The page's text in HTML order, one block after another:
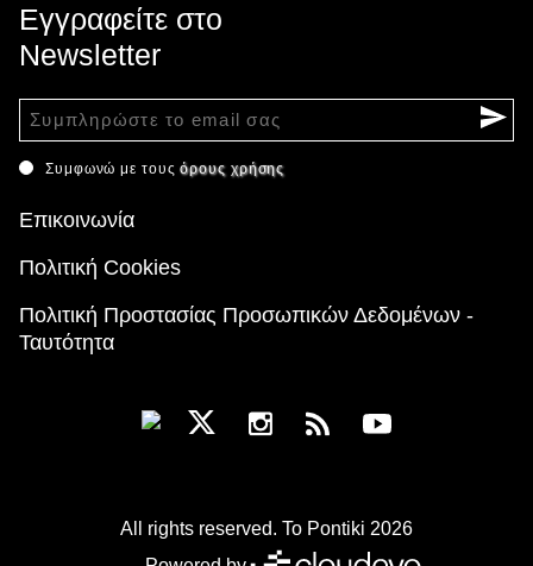
Εγγραφείτε στο
Newsletter
Συμφωνώ με τουςόρους χρήσης
Επικοινωνία
Πολιτική Cookies
Πολιτική Προστασίας Προσωπικών Δεδομένων -
Ταυτότητα
All rights reserved. To Pontiki 2026